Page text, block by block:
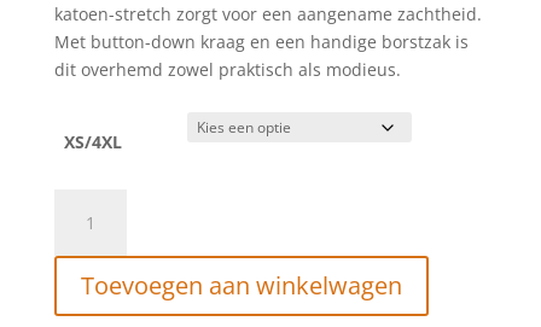
katoen-stretch zorgt voor een aangename zachtheid.
Met button-down kraag en een handige borstzak is
dit overhemd zowel praktisch als modieus.
XS/4XL
Art
Overhemd
met
Toevoegen aan winkelwagen